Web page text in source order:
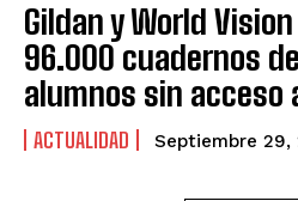
Gildan y World
96.000 cuadernos
alumnos sin
ACTUALIDAD Septiembre 29,